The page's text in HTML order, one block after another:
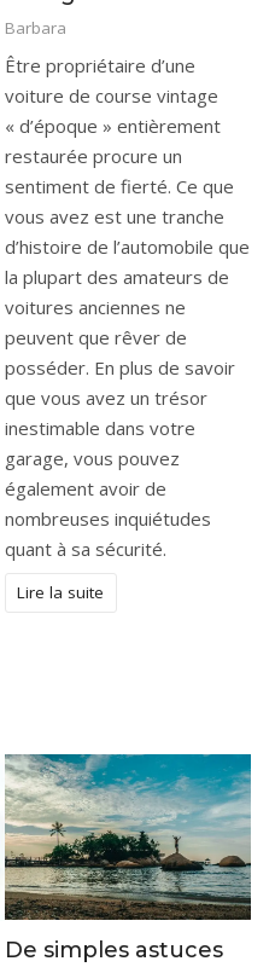
Barbara
Être propriétaire d’une
voiture de course vintage
« d’époque » entièrement
restaurée procure un
sentiment de fierté. Ce que
vous avez est une tranche
d’histoire de l’automobile que
la plupart des amateurs de
voitures anciennes ne
peuvent que rêver de
posséder. En plus de savoir
que vous avez un trésor
inestimable dans votre
garage, vous pouvez
également avoir de
nombreuses inquiétudes
quant à sa sécurité.
Lire la suite
De simples astuces